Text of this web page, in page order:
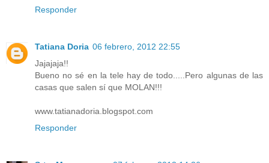
Responder
Tatiana Doria 06 febrero, 2012 22:55
Jajajaja!!
Bueno no sé en la tele hay de todo.....Pero algunas de las
casas que salen sí que MOLAN!!!
www.tatianadoria.blogspot.com
Responder